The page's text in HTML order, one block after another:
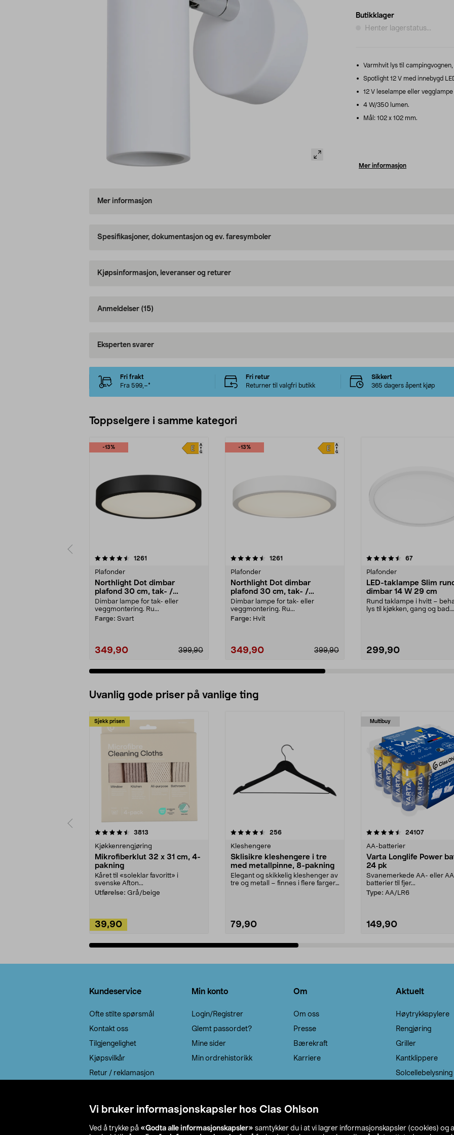
Vi bruker informasjonskapsler hos Clas Ohlson
Ved å trykke på «Godta alle informasjonskapsler» samtykker du i at vi lagrer informasjonskapsler (cookies) og
Butikklager
Henter lagerstatus...
Varmhvit lys til
Spotlight 12 V med innebygd
12 V leselampe eller
4 W/350 lumen.
Mål: 102 x 102 mm.
Mer informasjon
Mer informasjon
Spesifikasjoner, dokumentasjon og ev. faresymboler
Kjøpsinformasjon, leveranser og returer
Anmeldelser (15)
Eksperten svarer
Fri frakt
Fra 599,–*
Fri retur
Returner til valgfri butikk
Sikkert
365 dagers åpent kjøp
Toppselgere i samme kategori
-13%
1261
Plafonder
Northlight Dot dimbar
plafond 30 cm, tak- /
vegglampe
Dimbar lampe for tak- eller
veggmontering. Ru...
Farge: Svart
349,90 399,90
-13%
4.5 av 5 stjerner 1261
Plafonder
Northlight Dot dimbar
plafond 30 cm, tak- /
vegglampe
Dimbar lampe for tak- eller
veggmontering. Ru...
Farge: Hvit
349,90 399,90
4.5 av 5 stjerner 67anmeldelser
Plafonder
LED-taklampe Slim
dimbar 14 W 29 cm
Rund taklampe i hvitt –
lys til kjøkken, gang og bad.
299,90
4.0 av 5 stjerner
Uvanlig gode priser på vanlige ting
Sjekk prisen
3813
Kjøkkenrengjøring
Mikrofiberklut 32 x 31 cm, 4-
pakning
Kåret til «soleklar favoritt» i
svenske Afton...
Utførelse: Grå/beige
39,90
4.5av 5 stjerner 256anmeldelser
Kleshengere
Sklisikre kleshengere i tre
med metallpinne, 8-pakning
Elegant og skikkelig kleshenger av
tre og metall – finnes i flere farger.
79,90
Multibuy
4.5av 5 stjerner 24107
AA-batterier
Varta Longlife Power
24 pk
Svanemerkede AA- eller
batterier til fjer...
Type: AA/LR6
149,90
4.5av 5 stjerner
Kundeservice
Ofte stilte spørsmål
Kontakt oss
Tilgjengelighet
Kjøpsvilkår
Retur / reklamasjon
Min konto
Login/Registrer
Glemt passordet?
Mine sider
Min ordrehistorikk
Om
Om oss
Presse
Bærekraft
Karriere
Aktuelt
Høytrykkspylere
Rengjøring
Griller
Kantklippere
Solcellebelysning